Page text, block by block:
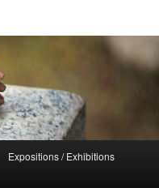
Expositions / Exhibitions